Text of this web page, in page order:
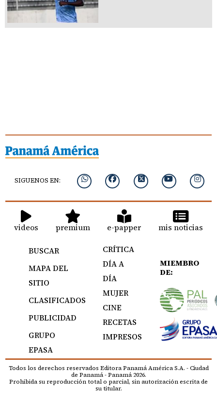
SIGUENOS EN:
videos premium e-papper mis noticias
BUSCAR
MAPA DEL
SITIO
CLASIFICADOS
PUBLICIDAD
GRUPO
EPASA
CRÍTICA
DÍA A
DÍA
MUJER
CINE
RECETAS
IMPRESOS
MIEMBRO
DE:
Todos los derechos reservados Editora Panamá América S.A. - Ciudad
de Panamá - Panamá 2026.
Prohibida su reproducción total o parcial, sin autorización escrita de
su titular.